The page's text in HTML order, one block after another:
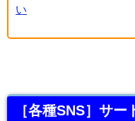
い
［各種SNS］サ